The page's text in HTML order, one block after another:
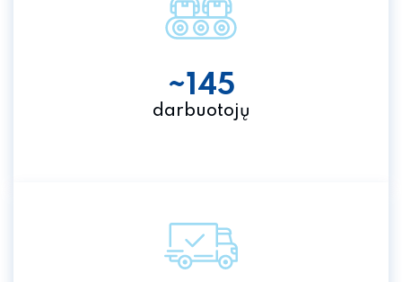
~145
darbuotojų